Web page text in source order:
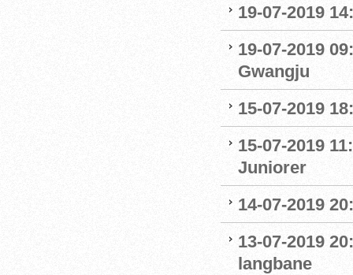
19-07-2019
19-07-2019
Gwangju
15-07-2019
15-07-2019
Juniorer
14-07-2019
13-07-2019
langbane